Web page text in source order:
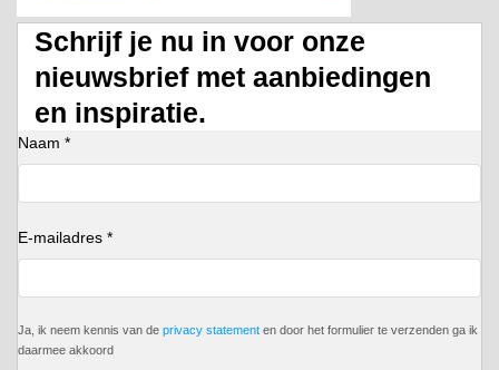
Schrijf je nu in voor onze
nieuwsbrief met aanbiedingen
en inspiratie.
Naam *
E-mailadres *
Ja, ik neem kennis van de privacy statement en door het formulier te verzenden ga ik
daarmee akkoord